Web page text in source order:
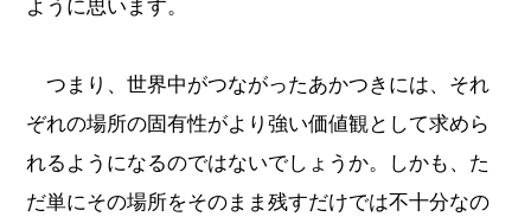
つまり、世界中がつながったあかつきには、それ
ぞれの場所の固有性がより強い価値観として求めら
れるようになるのではないでしょうか。しかも、た
だ単にその場所をそのまま残すだけでは不十分なの